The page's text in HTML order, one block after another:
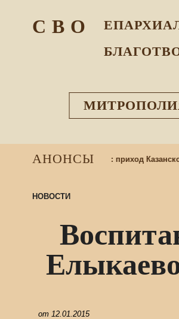
С В О
АНОНСЫ
в воскресную школу: приход Казанского
НОВОСТИ
от 12.01.2015